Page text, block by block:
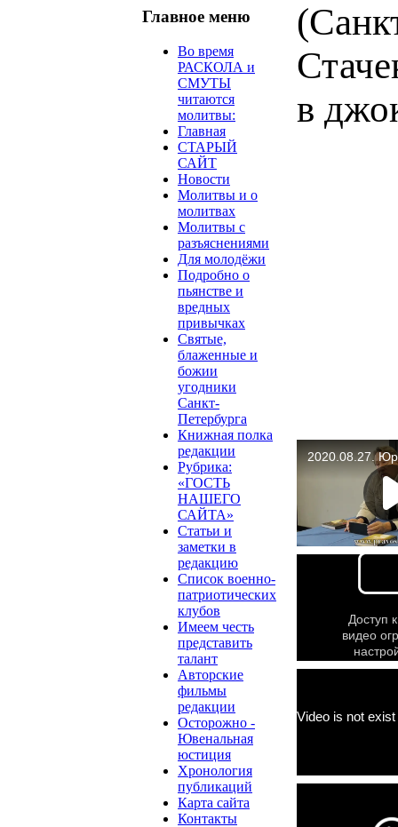
Главное меню
Во время
РАСКОЛА и
СМУТЫ
читаются
молитвы:
Главная
СТАРЫЙ
САЙТ
Новости
Молитвы и о
молитвах
Молитвы с
разъяснениями
Для молодёжи
Подробно о
пьянстве и
вредных
привычках
Святые,
блаженные и
божии
угодники
Санкт-
Петербурга
Книжная полка
редакции
Рубрика:
«ГОСТЬ
НАШЕГО
САЙТА»
Статьи и
заметки в
редакцию
Список военно-
патриотических
клубов
Имеем честь
представить
талант
Авторские
фильмы
редакции
Осторожно -
Ювенальная
юстиция
Хронология
публикаций
Карта сайта
Контакты
в